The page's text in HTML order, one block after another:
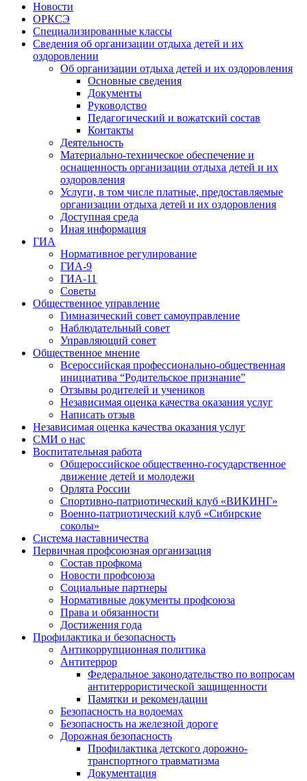
Новости
ОРКСЭ
Специализированные классы
Сведения об организации отдыха детей и их
оздоровлении
Об организации отдыха детей и их оздоровления
Основные сведения
Документы
Руководство
Педагогический и вожатский состав
Контакты
Деятельность
Материально-техническое обеспечение и
оснащенность организации отдыха детей и их
оздоровления
Услуги, в том числе платные, предоставляемые
организации отдыха детей и их оздоровления
Доступная среда
Иная информация
ГИА
Нормативное регулирование
ГИА-9
ГИА-11
Советы
Общественное управление
Гимназический совет самоуправление
Наблюдательный совет
Управляющий совет
Общественное мнение
Всероссийская профессионально-общественная
инициатива “Родительское признание”
Отзывы родителей и учеников
Независимая оценка качества оказания услуг
Написать отзыв
Независимая оценка качества оказания услуг
СМИ о нас
Воспитательная работа
Общероссийское общественно-государственное
движение детей и молодежи
Орлята России
Спортивно-патриотический клуб «ВИКИНГ»
Военно-патриотический клуб «Сибирские
соколы»
Система наставничества
Первичная профсоюзная организация
Состав профкома
Новости профсоюза
Социальные партнеры
Нормативные документы профсоюза
Права и обязанности
Достижения года
Профилактика и безопасность
Антикоррупционная политика
Антитеррор
Федеральное законодательство по вопросам
антитеррористической защищенности
Памятки и рекомендации
Безопасность на водоемах
Безопасность на железной дороге
Дорожная безопасность
Профилактика детского дорожно-
транспортного травматизма
Документация